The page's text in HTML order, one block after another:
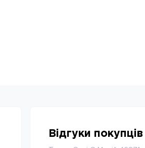
Відгуки покупців